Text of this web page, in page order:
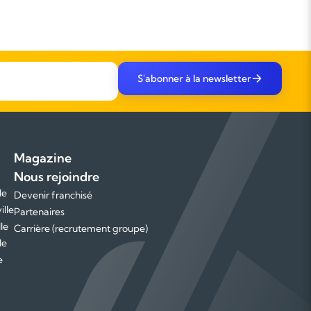
S'abonner à la newsletter
Magazine
Nous rejoindre
Devenir franchisé
Partenaires
Carrière (recrutement groupe)